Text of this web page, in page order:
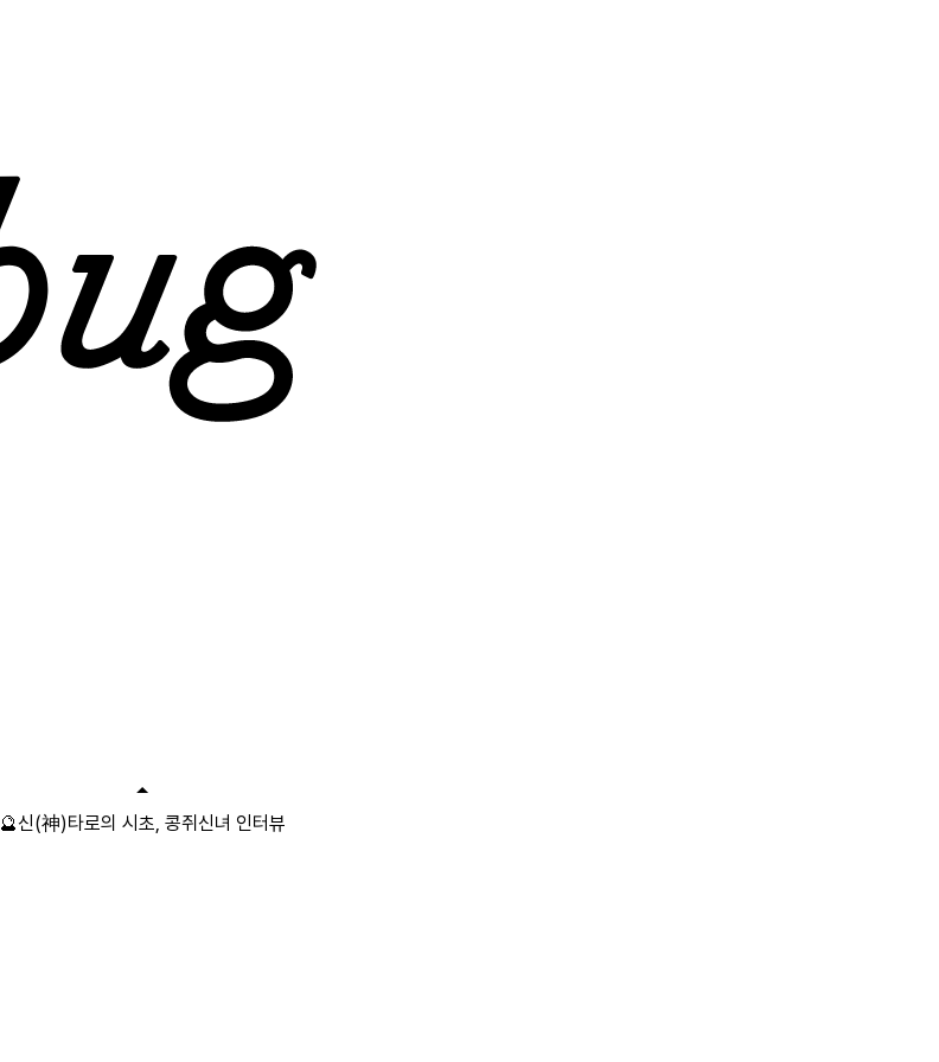
🔮신(神)타로의 시초, 콩쥐신녀 인터뷰